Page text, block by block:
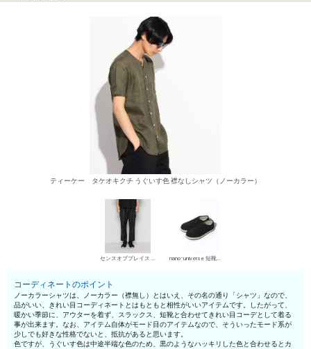
ティーケー タケオキクチ うぐいす色 襟なしシャツ（ノーカラー）
センスオブプレイス スラックス nano･universe 短靴・レザーシューズ
コーディネートのポイント
ノーカラーシャツは、ノーカラー（襟無し）とはいえ、その名の通り「シャツ」なので、
品がいい、きれい目コーディネートとはもともと相性がいいアイテムです。したがって、
暖かい季節に、アウターを着ず、スラックス、短靴と合わせてきれい目コーデとして着る
事が出来ます。なお、アイテム自体がモード目のアイテムなので、そういったモード系が
少しでも好きな性格でないと、抵抗があると思います。
色ですが、うぐいす色は中途半端な色のため、黒のようなハッキリした色と合わせるとカ